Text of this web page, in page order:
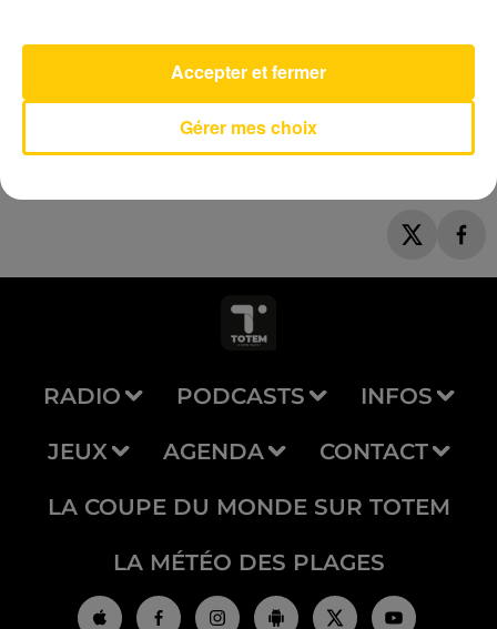
TAME IMPALA
RADIO PODCASTS INFOS
JEUX AGENDA CONTACT
LA COUPE DU MONDE SUR TOTEM
LA MÉTÉO DES PLAGES
Gérer mes choix
Accepter et fermer